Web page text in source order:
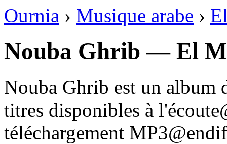
Ournia › Musique arabe ›
Nouba Ghrib — El
Nouba Ghrib est un album
titres disponibles à
téléchargement